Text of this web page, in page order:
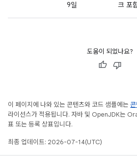
9일
크 포
도움이 되었나요?
이 페이지에 나와 있는 콘텐츠와 코드 샘플에는
라이선스가 적용됩니다. 자바 및 OpenJDK는
표 또는 등록 상표입니다.
최종 업데이트: 2026-07-14(UTC)